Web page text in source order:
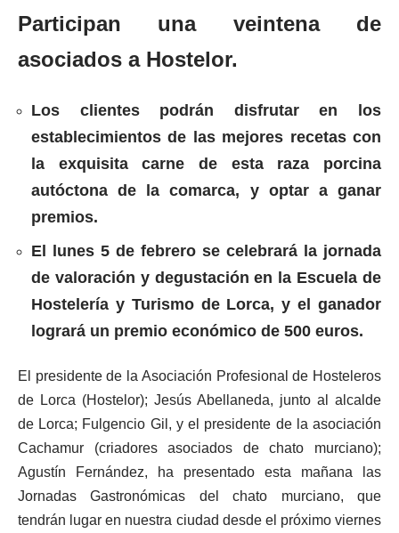
Participan una veintena de
asociados a Hostelor.
Los clientes podrán disfrutar en los
establecimientos de las mejores recetas con
la exquisita carne de esta raza porcina
autóctona de la comarca, y optar a ganar
premios.
El lunes 5 de febrero se celebrará la jornada
de valoración y degustación en la Escuela de
Hostelería y Turismo de Lorca, y el ganador
logrará un premio económico de 500 euros.
El presidente de la Asociación Profesional de Hosteleros
de Lorca (Hostelor); Jesús Abellaneda, junto al alcalde
de Lorca; Fulgencio Gil, y el presidente de la asociación
Cachamur (criadores asociados de chato murciano);
Agustín Fernández, ha presentado esta mañana las
Jornadas Gastronómicas del chato murciano, que
tendrán lugar en nuestra ciudad desde el próximo viernes